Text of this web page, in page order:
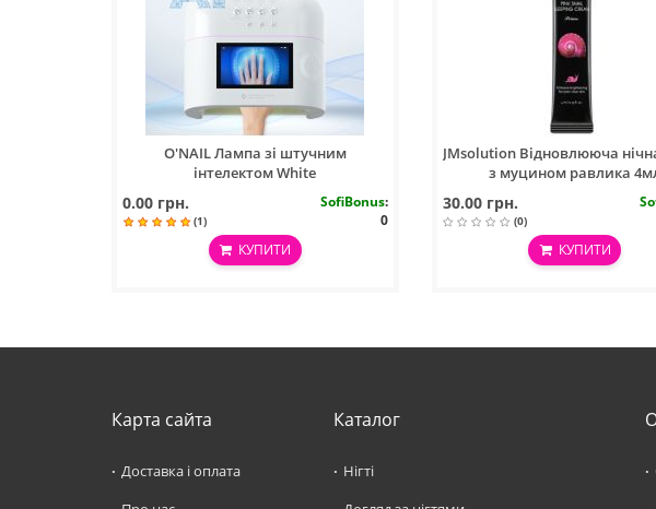
O'NAIL Лампа зі штучним
інтелектом White
0.00 грн.
(1)
SofiBonus:
0
КУПИТИ
JMsolution Відновлююча
з муцином равлика
30.00 грн.
(0)
КУПИТИ
Карта сайта
Доставка і оплата
Каталог
Нігті